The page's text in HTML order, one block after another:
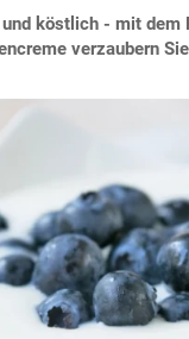
köstlich - mit dem
verzaubern